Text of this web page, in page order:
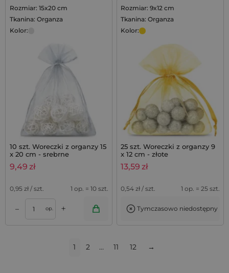
Rozmiar: 15x20 cm
Tkanina: Organza
Kolor:
10 szt. Woreczki z organzy 15
x 20 cm - srebrne
9,49 zł
0,95 zł / szt. 1 op. = 10 szt.
– op. +
Rozmiar: 9x12 cm
Tkanina: Organza
Kolor:
25 szt. Woreczki z organzy 9
x 12 cm - złote
13,59 zł
0,54 zł / szt. 1 op. = 25 szt.
Tymczasowo niedostępny
1 2 … 11 12 →